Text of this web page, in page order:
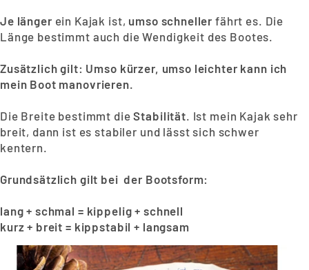
Je länger ein Kajak ist, umso schneller fährt es. Die
Länge bestimmt auch die Wendigkeit des Bootes.
Zusätzlich gilt: Umso kürzer, umso leichter kann ich
mein Boot manovrieren.
Die Breite bestimmt dieStabilität. Ist mein Kajak sehr
breit, dann ist es stabiler und lässt sich schwer
kentern.
Grundsätzlich gilt bei der Bootsform:
lang + schmal = kippelig + schnell
kurz + breit = kippstabil + langsam